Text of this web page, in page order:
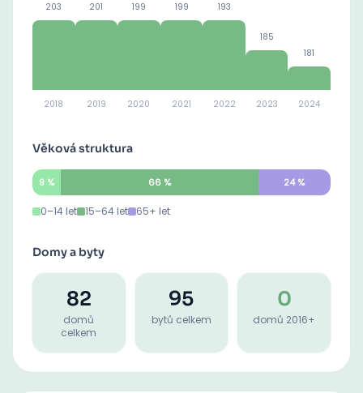
203
2018
201
2019
199
2020
199
2021
193
2022
185
2023
181
2024
Věková struktura
9% 66% 24%
0–14 let 15–64 let 65+ let
Domy a byty
82
domů
celkem
95
bytů celkem
0
domů 2016+